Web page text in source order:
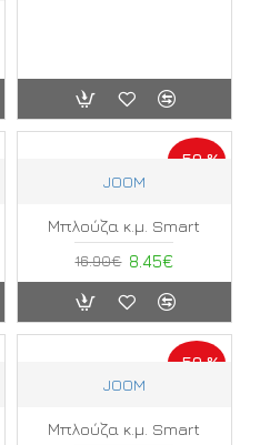
-50 %
JOOM
Μπλούζα κ.μ. Smart
8.45€
16.90€
-50 %
JOOM
Μπλούζα κ.μ. Smart